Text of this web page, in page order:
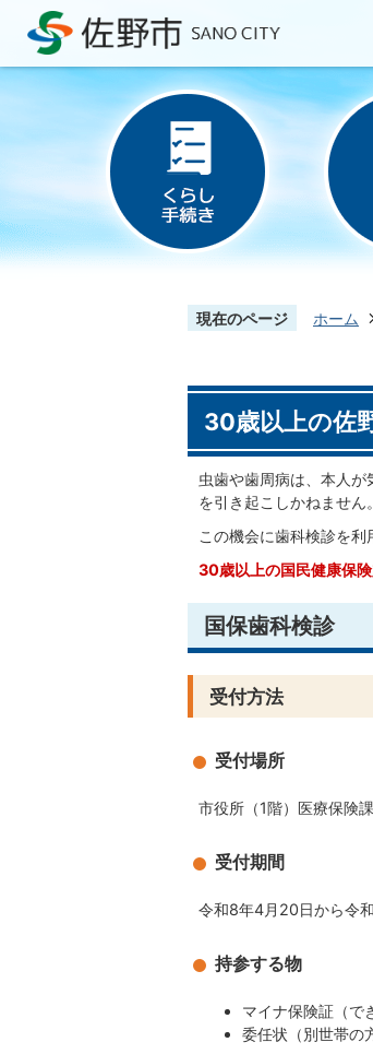
現在のページ ホーム
30歳以上の佐
虫歯や歯周病は、本人
を引き起こしかねません。
この機会に歯科検診を
30歳以上の国民健康保
国保歯科検診
受付方法
受付場所
市役所（1階）医療保険
受付期間
令和8年4月20日から令
持参する物
マイナ保険証（で
委任状（別世帯の